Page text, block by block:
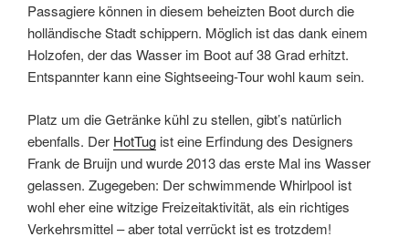
Passagiere können in diesem beheizten Boot durch die
holländische Stadt schippern. Möglich ist das dank einem
Holzofen, der das Wasser im Boot auf 38 Grad erhitzt.
Entspannter kann eine Sightseeing-Tour wohl kaum sein.
Platz um die Getränke kühl zu stellen, gibt’s natürlich
ebenfalls. Der HotTug ist eine Erfindung des Designers
Frank de Bruijn und wurde 2013 das erste Mal ins Wasser
gelassen. Zugegeben: Der schwimmende Whirlpool ist
wohl eher eine witzige Freizeitaktivität, als ein richtiges
Verkehrsmittel – aber total verrückt ist es trotzdem!